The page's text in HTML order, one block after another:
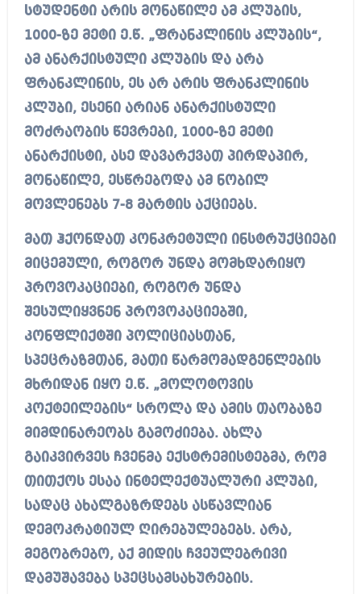
სტუდენტი არის მონაწილე ამ კლუბის,
1000-ზე მეტი ე.წ. „ფრანკლინის კლუბის“,
ამ ანარქისტული კლუბის და არა
ფრანკლინის, ეს არ არის ფრანკლინის
კლუბი, ესენი არიან ანარქისტული
მოძრაობის წევრები, 1000-ზე მეტი
ანარქისტი, ასე დავარქვათ პირდაპირ,
მონაწილე, ესწრებოდა ამ ნობილ
მოვლენებს 7-8 მარტის აქციებს.
მათ ჰქონდათ კონკრეტული ინსტრუქციები
მიცემული, როგორ უნდა მომხდარიყო
პროვოკაციები, როგორ უნდა
შესულიყვნენ პროვოკაციებში,
კონფლიქტში პოლიციასთან,
სპეცრაზმთან, მათი წარმომადგენლების
მხრიდან იყო ე.წ. „მოლოტოვის
კოქტეილების“ სროლა და ამის თაობაზე
მიმდინარეობს გამოძიება. ახლა
გაიკვირვეს ჩვენმა ექსტრემისტებმა, რომ
თითქოს ესაა ინტელექტუალური კლუბი,
სადაც ახალგაზრდებს ასწავლიან
დემოკრატიულ ღირებულებებს. არა,
მეგობრებო, აქ მიდის ჩვეულებრივი
დამუშავება სპეცსამსახურების.